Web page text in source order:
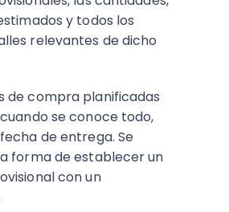
y todos los
relevantes de dicho
de compra planificadas
se conoce todo,
de entrega. Se
forma de establecer un
con un